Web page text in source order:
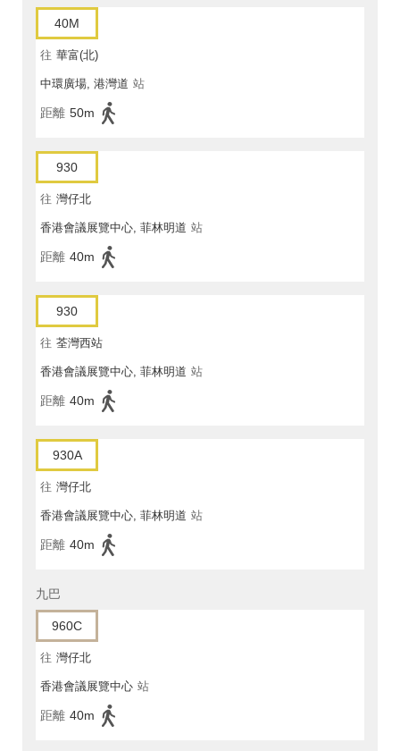
40M
往 華富(北)
中環廣場, 港灣道 站
距離 50m
930
往 灣仔北
香港會議展覽中心, 菲林明道 站
距離 40m
930
往 荃灣西站
香港會議展覽中心, 菲林明道 站
距離 40m
930A
往 灣仔北
香港會議展覽中心, 菲林明道 站
距離 40m
九巴
960C
往 灣仔北
香港會議展覽中心 站
距離 40m